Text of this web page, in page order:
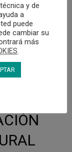
y de
a
puede
cambiar su
más